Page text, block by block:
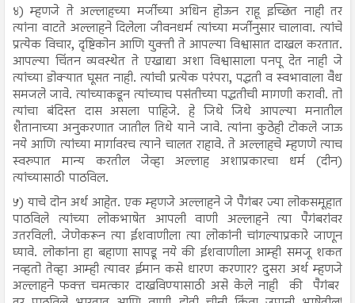
४) म्हणजे ते अल्लाहच्या मर्जीच्या अधिन होऊन राहू इच्छित नाही तर
त्यांना वाटते अल्लाहने दिलेला जीवनधर्म त्यांच्या मर्जीनुसार चालावा. त्यांचे
प्रत्येक विचार, दृष्टिकोन आणि युक्ती ते आपल्या विश्वासात दाखल करतात.
आपल्या चिंतन व्यवस्थेत ते एखाद्या अशा विश्वासाला पनपू देत नाही जे
त्यांच्या डोक्यात घूसत नाही. त्यांची प्रत्येक परंपरा, पद्धती व स्वभावाला वैध
समजले जावे. त्यांच्याकडून त्यांच्याच पसंतीच्या पद्धतीची मागणी करावी. तो
त्यांचा बंदिस्त दास असला पाहिजे. हे जिथे जिथे आपल्या मनातील
शैतानाच्या अनुकरणात जातील तिथे याने जावे. त्यांना कुठेही टोकले जाऊ
नये आणि त्यांच्या मार्गावरच त्याने चालत राहावे. ते अल्लाहचे म्हणणे त्याच
स्वरुपात मान्य करतील जेव्हा अल्लाह अशाप्रकारचा धर्म (दीन)
त्यांच्यासाठी पाठविल.
५) याचे दोन अर्थ आहेत. एक म्हणजे अल्लाहने जे पैगंबर ज्या लोकसमूहात
पाठविले त्यांच्या लोकभाषेत आपली वाणी अल्लाहने त्या पैगंबरांवर
उतरविली. जेणेकरून त्या ईशवाणीला त्या लोकांनी चांगल्याप्रकारे जाणून
घ्यावे. लोकांना हा बहाणा सापडू नये की ईशवाणीला आम्ही समजू शकत
नव्हतो तेव्हा आम्ही त्यावर ईमान कसे धारण करणार? दुसरा अर्थ म्हणजे
अल्लाहने फक्त चमत्कार दाखविण्यासाठी असे केले नाही की पैगंबर